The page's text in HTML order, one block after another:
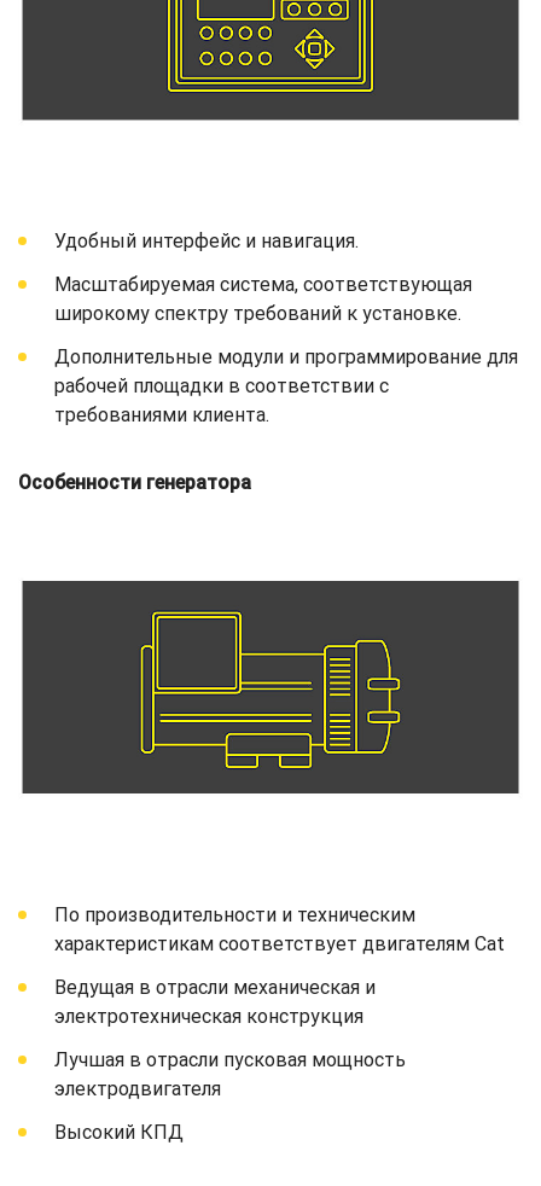
Удобный интерфейс и навигация.
Масштабируемая система, соответствующая
широкому спектру требований к установке.
Дополнительные модули и программирование для
рабочей площадки в соответствии с
требованиями клиента.
Особенности генератора
По производительности и техническим
характеристикам соответствует двигателям Cat
Ведущая в отрасли механическая и
электротехническая конструкция
Лучшая в отрасли пусковая мощность
электродвигателя
Высокий КПД